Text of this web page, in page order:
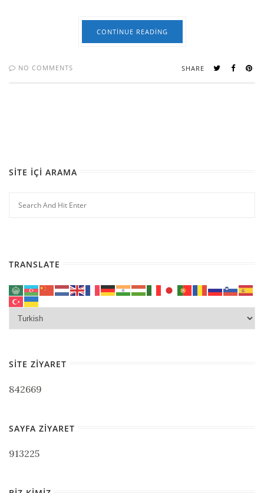
CONTINUE READING
NO COMMENTS SHARE
SITE İÇI ARAMA
TRANSLATE
SITE ZIYARET
842669
SAYFA ZIYARET
913225